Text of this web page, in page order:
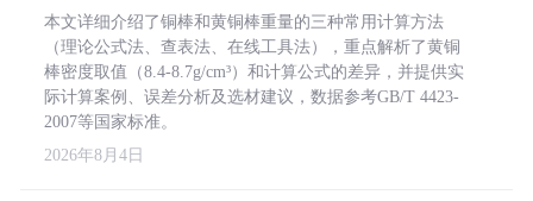
本文详细介绍了铜棒和黄铜棒重量的三种常用计算方法
（理论公式法、查表法、在线工具法），重点解析了黄铜
棒密度取值（8.4-8.7g/cm³）和计算公式的差异，并提供实
际计算案例、误差分析及选材建议，数据参考GB/T 4423-
2007等国家标准。
2026年8月4日